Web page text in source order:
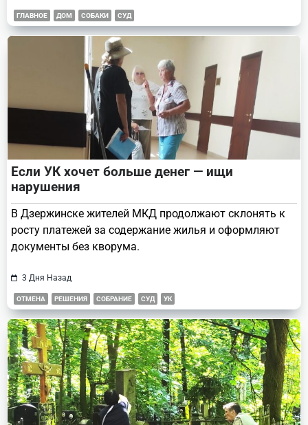
ГЛАВНОЕ ДОМ СОБАКИ СУД
Если УК хочет больше денег — ищи
нарушения
В Дзержинске жителей МКД продолжают склонять к
росту платежей за содержание жилья и оформляют
документы без кворума.
3 Дня Назад
ОТМЕНА РЕШЕНИЯ СОБРАНИЕ СУД УК